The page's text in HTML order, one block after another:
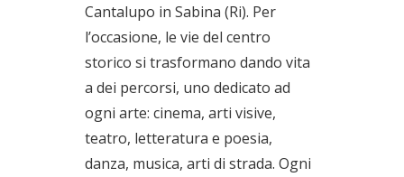
Cantalupo in Sabina (Ri). Per
l’occasione, le vie del centro
storico si trasformano dando vita
a dei percorsi, uno dedicato ad
ogni arte: cinema, arti visive,
teatro, letteratura e poesia,
danza, musica, arti di strada. Ogni